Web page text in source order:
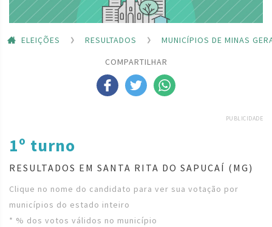
ELEIÇÕES RESULTADOS
MUNICÍPIOS DE MINAS
COMPARTILHAR
PUBLICIDADE
1º turno
RESULTADOS EM SANTA RITA DO SAPUCAÍ (MG)
Clique no nome do candidato para ver sua votação por
municípios do estado inteiro
* % dos votos válidos no município